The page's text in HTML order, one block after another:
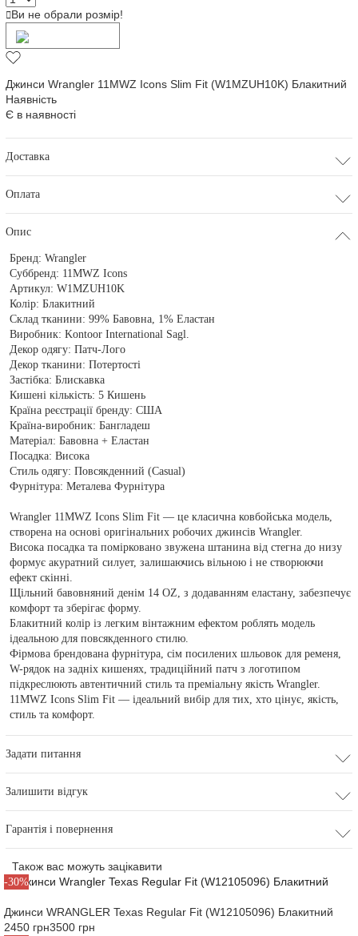
Ви не обрали розмір!
Джинси Wrangler 11MWZ Icons Slim Fit (W1MZUH10K) Блакитний
Наявність
Є в наявності
Доставка
Оплата
Опис
Бренд:Wrangler
Суббренд: 11MWZ Icons
Артикул:W1MZUH10K
Колір:Блакитний
Склад тканини:99% Бавовна, 1% Еластан
Виробник:Kontoor International Sagl.
Декор одягу:Патч-Лого
Декор тканини:Потертості
Застібка:Блискавка
Кишені кількість:5 Кишень
Країна реєстрації бренду:США
Країна-виробник:Бангладеш
Матеріал:Бавовна + Еластан
Посадка:Висока
Стиль одягу:Повсякденний (Casual)
Фурнітура:Металева Фурнітура
Wrangler 11MWZ Icons Slim Fit — це класична ковбойська модель,
створена на основі оригінальних робочих джинсів Wrangler.
Висока посадка та помірковано звужена штанина від стегна до низу
формує акуратний силует, залишаючись вільною і не створюючи
ефект скінні.
Щільний бавовняний денім 14 OZ, з додаванням еластану, забезпечує
комфорт та зберігає форму.
Блакитний колір із легким вінтажним ефектом роблять модель
ідеальною для повсякденного стилю.
Фірмова брендована фурнітура, сім посилених шльовок для ременя,
W-рядок на задніх кишенях, традиційний патч з логотипом
підкреслюють автентичний стиль та преміальну якість Wrangler.
11MWZ Icons Slim Fit — ідеальний вибір для тих, хто цінує, якість,
стиль та комфорт.
Задати питання
Залишити відгук
Гарантія і повернення
Також вас можуть зацікавити
-30%
Джинси WRANGLER Texas Regular Fit (W12105096) Блакитний
2450 грн3500 грн